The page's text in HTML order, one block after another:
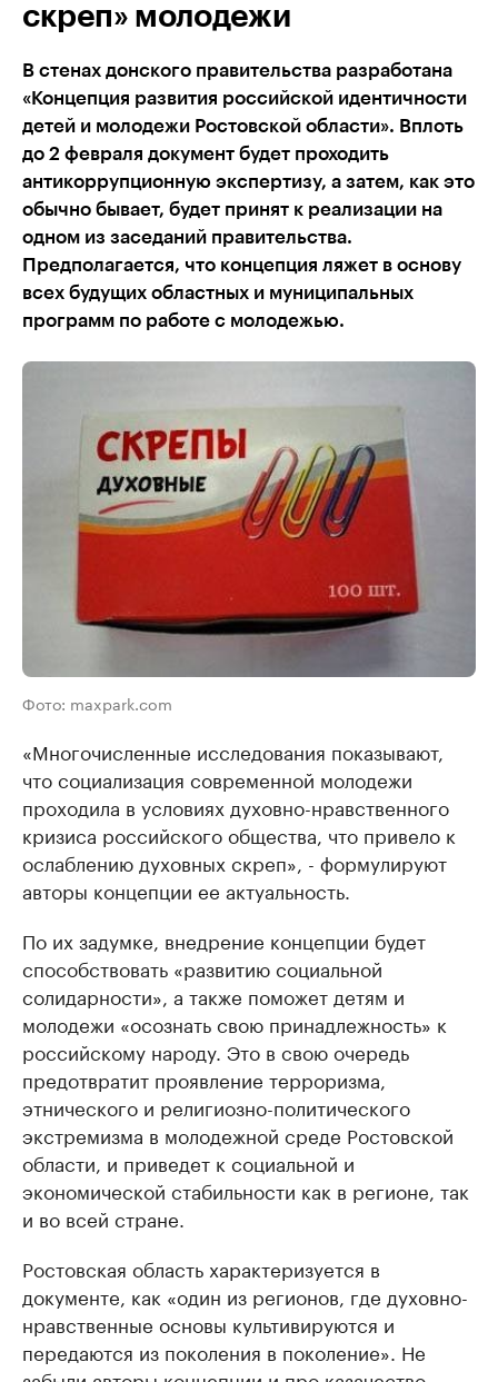
скреп» молодежи
В стенах донского правительства разработана
«Концепция развития российской идентичности
детей и молодежи Ростовской области». Вплоть
до 2 февраля документ будет проходить
антикоррупционную экспертизу, а затем, как это
обычно бывает, будет принят к реализации на
одном из заседаний правительства.
Предполагается, что концепция ляжет в основу
всех будущих областных и муниципальных
программ по работе с молодежью.
Фото: maxpark.com
«Многочисленные исследования показывают,
что социализация современной молодежи
проходила в условиях духовно-нравственного
кризиса российского общества, что привело к
ослаблению духовных скреп», - формулируют
авторы концепции ее актуальность.
По их задумке, внедрение концепции будет
способствовать «развитию социальной
солидарности», а также поможет детям и
молодежи «осознать свою принадлежность» к
российскому народу. Это в свою очередь
предотвратит проявление терроризма,
этнического и религиозно-политического
экстремизма в молодежной среде Ростовской
области, и приведет к социальной и
экономической стабильности как в регионе, так
и во всей стране.
Ростовская область характеризуется в
документе, как «один из регионов, где духовно-
нравственные основы культивируются и
передаются из поколения в поколение». Не